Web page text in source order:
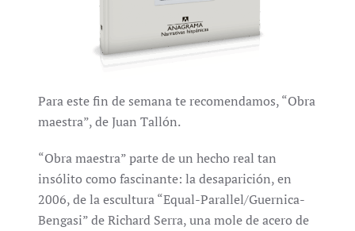
Para este fin de semana te recomendamos, “Obra
maestra”, de Juan Tallón.
“Obra maestra” parte de un hecho real tan
insólito como fascinante: la desaparición, en
2006, de la escultura “Equal-Parallel/Guernica-
Bengasi” de Richard Serra, una mole de acero de